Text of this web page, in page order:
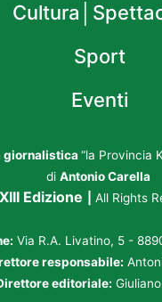
Sport
Eventi
giornalistica “la Provincia
di Antonio Carella
Edizione All Rights
Via R.A. Livatino, 5 -
responsabile:
editoriale: